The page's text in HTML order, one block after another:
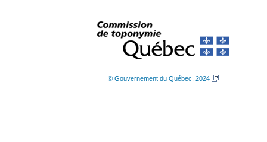
© Gouvernement du Québec, 2024